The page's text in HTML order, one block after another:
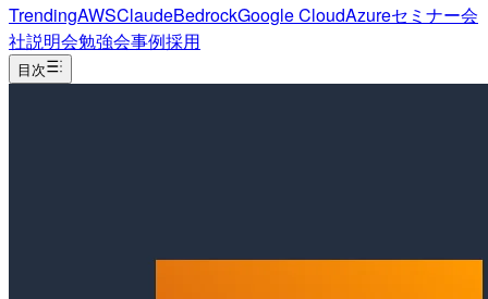
TrendingAWSClaudeBedrockGoogle CloudAzureセミナー会
社説明会勉強会事例採用
目次